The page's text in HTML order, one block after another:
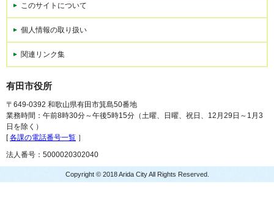
このサイトについて
個人情報の取り扱い
関連リンク集
有田市役所
〒649-0392 和歌山県有田市箕島50番地
業務時間：午前8時30分～午後5時15分（土曜、日曜、祝日、12月29日～1月3
日を除く）
[各課の電話番号一覧 ］
法人番号：5000020302040
Copyright © 2018 Arida City All Rights Reserved.